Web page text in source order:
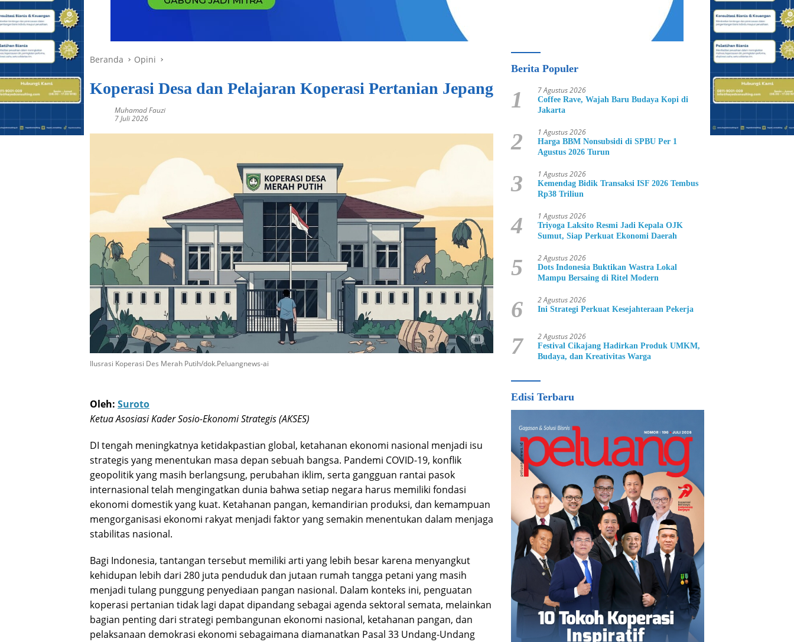
Beranda Opini
Koperasi Desa dan Pelajaran Koperasi Pertanian Jepang
Muhamad Fauzi
7 Juli 2026
Ilusrasi Koperasi Des Merah Putih/dok.Peluangnews-ai
Oleh: Suroto
Ketua Asosiasi Kader Sosio-Ekonomi Strategis (AKSES)
DI tengah meningkatnya ketidakpastian global, ketahanan ekonomi nasional menjadi isu
strategis yang menentukan masa depan sebuah bangsa. Pandemi COVID-19, konflik
geopolitik yang masih berlangsung, perubahan iklim, serta gangguan rantai pasok
internasional telah mengingatkan dunia bahwa setiap negara harus memiliki fondasi
ekonomi domestik yang kuat. Ketahanan pangan, kemandirian produksi, dan kemampuan
mengorganisasi ekonomi rakyat menjadi faktor yang semakin menentukan dalam menjaga
stabilitas nasional.
Bagi Indonesia, tantangan tersebut memiliki arti yang lebih besar karena menyangkut
kehidupan lebih dari 280 juta penduduk dan jutaan rumah tangga petani yang masih
menjadi tulang punggung penyediaan pangan nasional. Dalam konteks ini, penguatan
koperasi pertanian tidak lagi dapat dipandang sebagai agenda sektoral semata, melainkan
bagian penting dari strategi pembangunan ekonomi nasional, ketahanan pangan, dan
pelaksanaan demokrasi ekonomi sebagaimana diamanatkan Pasal 33 Undang-Undang
Berita Populer
1 7 Agustus 2026
Coffee Rave, Wajah Baru Budaya Kopi di
Jakarta
2 1 Agustus 2026
Harga BBM Nonsubsidi di SPBU Per 1
Agustus 2026 Turun
3 1 Agustus 2026
Kemendag Bidik Transaksi ISF 2026 Tembus
Rp38 Triliun
4 1 Agustus 2026
Triyoga Laksito Resmi Jadi Kepala OJK
Sumut, Siap Perkuat Ekonomi Daerah
5 2 Agustus 2026
Dots Indonesia Buktikan Wastra Lokal
Mampu Bersaing di Ritel Modern
6 2 Agustus 2026
Ini Strategi Perkuat Kesejahteraan Pekerja
7 2 Agustus 2026
Festival Cikajang Hadirkan Produk UMKM,
Budaya, dan Kreativitas Warga
Edisi Terbaru